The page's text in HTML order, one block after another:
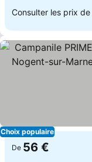
Consulter les prix de
Choix populaire
De 56 €